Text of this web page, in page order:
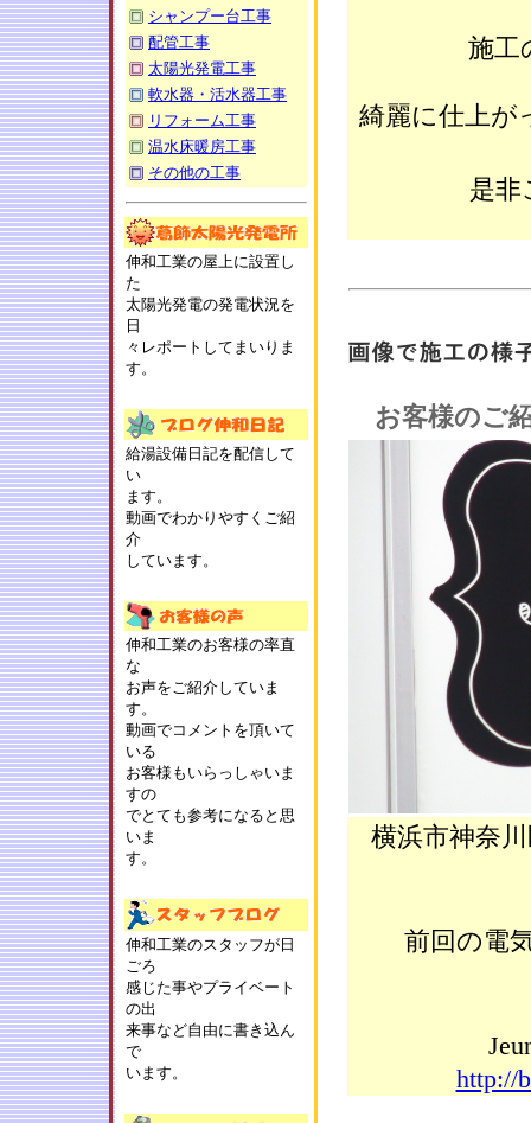
シャンプー台工事
配管工事
太陽光発電工事
軟水器・活水器工事
リフォーム工事
温水床暖房工事
その他の工事
伸和工業の屋上に設置し
た
太陽光発電の発電状況を
日
々レポートしてまいりま
す。
給湯設備日記を配信して
い
ます。
動画でわかりやすくご紹
介
しています。
伸和工業のお客様の率直
な
お声をご紹介していま
す。
動画でコメントを頂いて
いる
お客様もいらっしゃいま
すの
でとても参考になると思
いま
す。
伸和工業のスタッフが日
ごろ
感じた事やプライベート
の出
来事など自由に書き込ん
で
います。
施工
綺麗に仕上が
是非
お客様のご
横浜市神奈
前回の電
http://